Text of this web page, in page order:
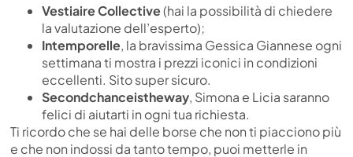
Vestiaire Collective(hai la possibilità di chiedere
la valutazione dell’esperto);
Intemporelle, la bravissima Gessica Giannese ogni
settimana ti mostra i prezzi iconici in condizioni
eccellenti. Sito super sicuro.
Secondchanceistheway, Simona e Licia saranno
felici di aiutarti in ogni tua richiesta.
Ti ricordo che se hai delle borse che non ti piacciono più
e che non indossi da tanto tempo, puoi metterle in